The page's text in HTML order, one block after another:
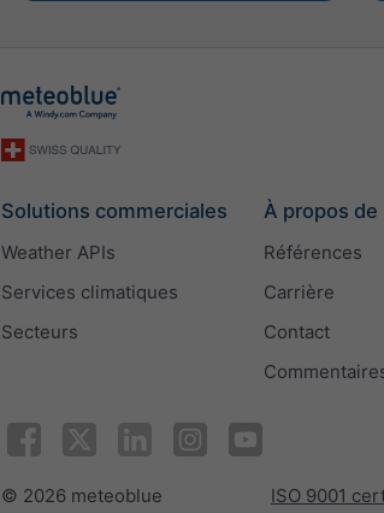
Solutions commerciales
Weather APIs
Services climatiques
Secteurs
À propos de
Références
Carrière
Contact
© 2026 meteoblue ISO 9001